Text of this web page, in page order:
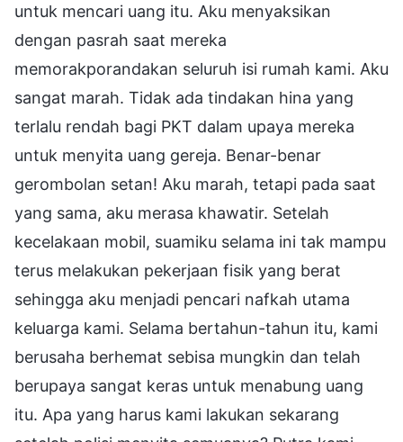
untuk mencari uang itu. Aku menyaksikan
dengan pasrah saat mereka
memorakporandakan seluruh isi rumah kami. Aku
sangat marah. Tidak ada tindakan hina yang
terlalu rendah bagi PKT dalam upaya mereka
untuk menyita uang gereja. Benar-benar
gerombolan setan! Aku marah, tetapi pada saat
yang sama, aku merasa khawatir. Setelah
kecelakaan mobil, suamiku selama ini tak mampu
terus melakukan pekerjaan fisik yang berat
sehingga aku menjadi pencari nafkah utama
keluarga kami. Selama bertahun-tahun itu, kami
berusaha berhemat sebisa mungkin dan telah
berupaya sangat keras untuk menabung uang
itu. Apa yang harus kami lakukan sekarang